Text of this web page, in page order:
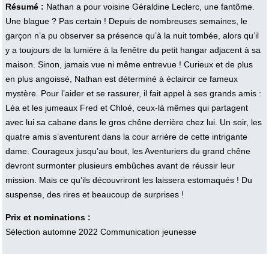
Résumé : Nathan a pour voisine Géraldine Leclerc, une fantôme.
Une blague ? Pas certain ! Depuis de nombreuses semaines, le
garçon n’a pu observer sa présence qu’à la nuit tombée, alors qu’il
y a toujours de la lumière à la fenêtre du petit hangar adjacent à sa
maison. Sinon, jamais vue ni même entrevue ! Curieux et de plus
en plus angoissé, Nathan est déterminé à éclaircir ce fameux
mystère. Pour l’aider et se rassurer, il fait appel à ses grands amis :
Léa et les jumeaux Fred et Chloé, ceux-là mêmes qui partagent
avec lui sa cabane dans le gros chêne derrière chez lui. Un soir, les
quatre amis s’aventurent dans la cour arrière de cette intrigante
dame. Courageux jusqu’au bout, les Aventuriers du grand chêne
devront surmonter plusieurs embûches avant de réussir leur
mission. Mais ce qu’ils découvriront les laissera estomaqués ! Du
suspense, des rires et beaucoup de surprises !
Prix et nominations :
Sélection automne 2022 Communication jeunesse